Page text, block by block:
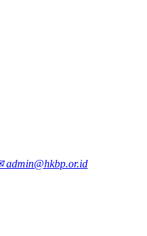
admin@hkbp.or.id